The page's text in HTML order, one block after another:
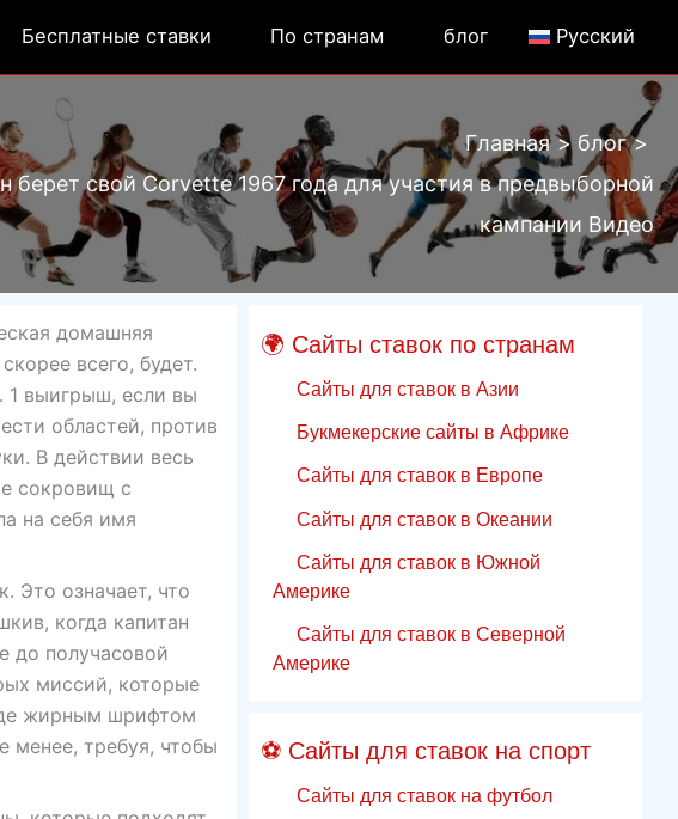
Бесплатные ставки По странам блог Русский
Главная
блог
берет свой Corvette 1967 года для участия в предвыборной
кампании Видео
домашняя
всего, будет.
1 выигрыш, если вы
областей, против
В действии весь
сокровищ с
на себя имя
Это означает, что
когда капитан
до получасовой
миссий, которые
жирным шрифтом
менее, требуя, чтобы
🌍 Сайты ставок по странам
Сайты для ставок в Азии
Букмекерские сайты в Африке
Сайты для ставок в Европе
Сайты для ставок в Океании
Сайты для ставок в Южной
Америке
Сайты для ставок в Северной
Америке
⚽ Сайты для ставок на спорт
Сайты для ставок на футбол